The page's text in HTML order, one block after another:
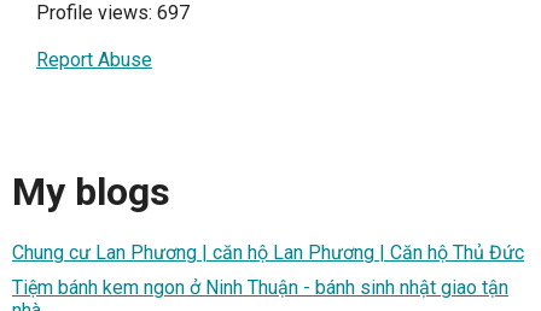
Profile views: 697
Report Abuse
My blogs
Chung cư Lan Phương | căn hộ Lan Phương | Căn hộ Thủ Đức
Tiệm bánh kem ngon ở Ninh Thuận - bánh sinh nhật giao tận